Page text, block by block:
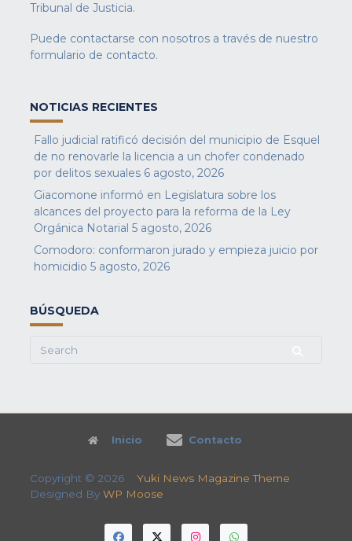
Tribunal de Justicia.
Puede contactarse con nosotros a través de nuestro
formulario de contacto.
NOTICIAS RECIENTES
Fallo judicial ratificó decisión del municipio de Esquel
de no renovarle la licencia a un chofer condenado
por delitos sexuales 6 agosto, 2026
Giacomone informó en Legislatura sobre los
alcances del proyecto para la reforma de la Ley
Orgánica Notarial 5 agosto, 2026
Comodoro: conformaron jurado y empieza juicio por
homicidio 5 agosto, 2026
BÚSQUEDA
Search
Inicio Contacto
Copyright © 2026 Yuki News Magazine Theme
Designed By WP Moose